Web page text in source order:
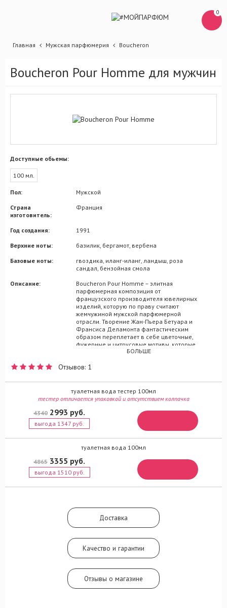
0
Главная Мужская парфюмерия Boucheron
Boucheron Pour Homme для мужчин
Доступные обьемы:
100 мл.
Пол:
Мужской
Страна
изготовитель:
Франция
Год создания:
1991
Верхние ноты:
базилик, бергамот, вербена
Базовые ноты:
гвоздика, иланг-иланг, ландыш, роза
сандал, бензойная смола
Описание:
Boucheron Pour Homme – элитная
парфюмерная композиция от
французского производителя ювелирных
изделий, которую по праву считают
жемчужиной мужской парфюмерной
отрасли. Творение Жан-Пьера Бетуара и
Франсиса Деламонта фантастическим
образом переплетает в себе цветочные,
фужерные и цитрусовые мотивы, которые
составлены из исключительно
вариант для дневного или вечернего
ароматические объятья в переплетении
оттенков бергамота, апельсина и
мандарина. Цитрусовый взрыв будет
базилика, с продолжением из цветочных
аккордов роз, ландышей, жасминов и
гвоздик.
БОЛЬШЕ
Отзывов: 1
туалетная вода тестер 100мл
тестер отличается упаковкой и отсутствием колпачка
4340 2993 руб.
выгода 1347 руб.
туалетная вода 100мл
4865 3355 руб.
выгода 1510 руб.
Доставка
Качество и гарантии
Отзывы о магазине